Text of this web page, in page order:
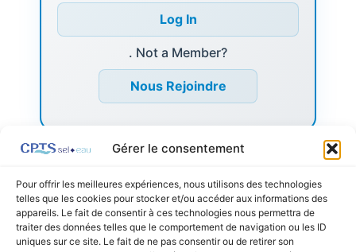
Gérer le consentement
Pour offrir les meilleures expériences, nous utilisons des technologies
telles que les cookies pour stocker et/ou accéder aux informations des
appareils. Le fait de consentir à ces technologies nous permettra de
traiter des données telles que le comportement de navigation ou les ID
uniques sur ce site. Le fait de ne pas consentir ou de retirer son
Log In
. Not a Member?
Nous Rejoindre
Listing précédent Listing suivant